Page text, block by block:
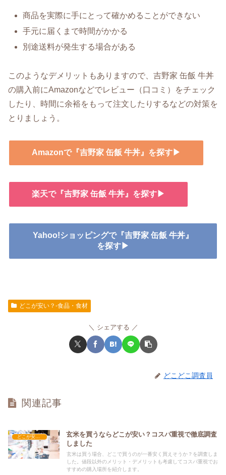
商品を実際に手にとって確かめることができない
手元に届くまで時間がかかる
別途送料が発生する場合がある
このようなデメリットもありますので、吉野家 缶飯 牛丼
の購入前にAmazonなどでレビュー（口コミ）をチェック
したり、時間に余裕をもって注文したりするなどの対策を
とりましょう。
Amazonで『吉野家 缶飯 牛丼』を探す▶
楽天で『吉野家 缶飯 牛丼』を探す▶
Yahoo!ショッピングで『吉野家 缶飯 牛丼』
を探す▶
どこが安い？-食品・食材
シェアする
どこどこ調査員
関連記事
どこが安い？-食品・食材
玄米を買うならどこが安い？コスパ重視で徹底調査
しました
玄米は買う場合、どこで買うのが一番安く買えそうか？を調査しま
した。値段以外のメリット・デメリットも考慮してコスパ重視でお
すすめの購入場所を紹介します。